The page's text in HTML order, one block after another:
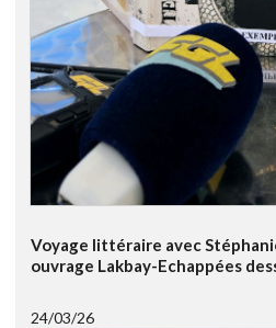
Voyage littéraire avec
ouvrage Lakbay-Echappées
24/03/26